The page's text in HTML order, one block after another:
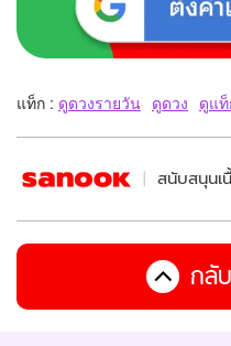
แท็ก : ดูดวงรายวัน ดูดวง ดูแ
สนับสนุนเ
กลั